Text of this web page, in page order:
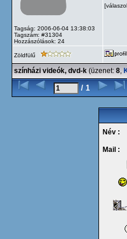
Tagság: 2006-06-04 13:38:03
Tagszám: #31304
Hozzászólások: 24
Zöldfülű
színházi videók, dvd-k (üzenet: 8,
/ 1
Név :
Mail :